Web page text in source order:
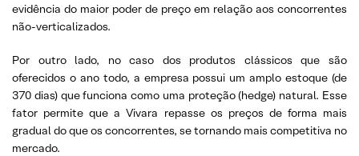
evidência do maior poder de preço em relação aos concorrentes
não-verticalizados.
Por outro lado, no caso dos produtos clássicos que são
oferecidos o ano todo, a empresa possui um amplo estoque (de
370 dias) que funciona como uma proteção (hedge) natural. Esse
fator permite que a Vivara repasse os preços de forma mais
gradual do que os concorrentes, se tornando mais competitiva no
mercado.